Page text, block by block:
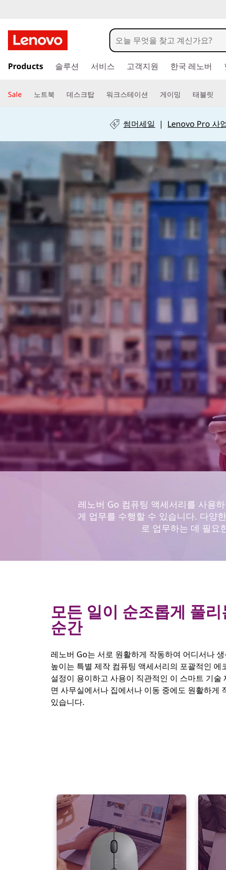
노
버
o
하
이
브
리
드
업
무
를
위
한
컴
퓨
터
액
세
요
텐
츠
Products 솔루션 서비스 고객지원 한국 레노버
Sale 노트북 데스크탑 워크스테이션 게이밍 태블릿
썸머세일 | Lenovo Pro 사
레노버 Go 컴퓨팅 액세서리를 사용
게 업무를 수행할 수 있습니다. 다양
로 업무하는 데 필요
모든 일이 순조롭게 풀리
순간
레노버 Go는 서로 원활하게 작동하여 어디서나
높이는 특별 제작 컴퓨팅 액세서리의 포괄적인 에
설정이 용이하고 사용이 직관적인 이 스마트 기술
면 사무실에서나 집에서나 이동 중에도 원활하게
있습니다.